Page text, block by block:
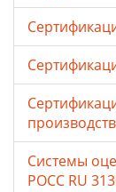
Системы
РОСС RU